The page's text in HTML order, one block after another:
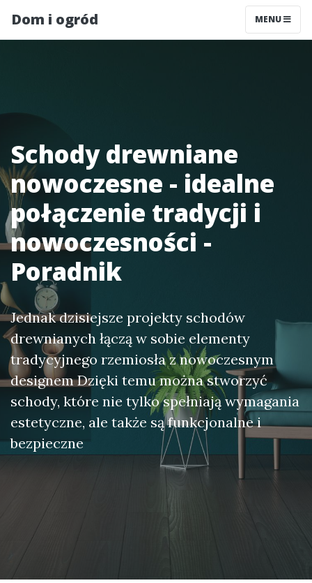
Dom i ogród MENU
Schody drewniane
nowoczesne - idealne
połączenie tradycji i
nowoczesności -
Poradnik
Jednak dzisiejsze projekty schodów
drewnianych łączą w sobie elementy
tradycyjnego rzemiosła z nowoczesnym
designem Dzięki temu można stworzyć
schody, które nie tylko spełniają wymagania
estetyczne, ale także są funkcjonalne i
bezpieczne